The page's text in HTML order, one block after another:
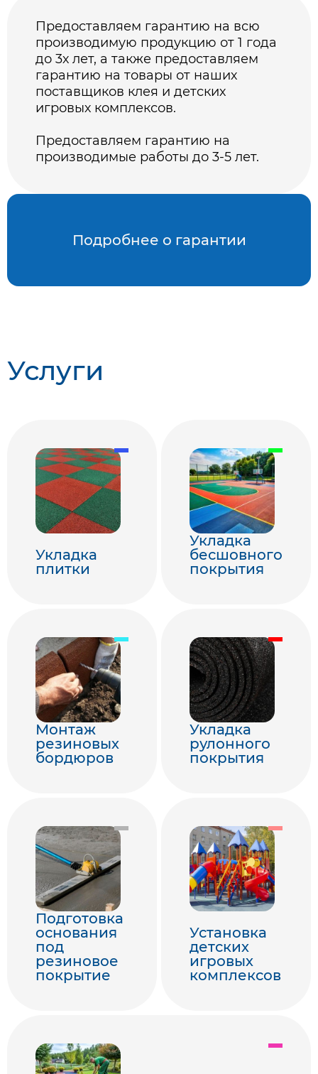
Предоставляем гарантию на всю
производимую продукцию от 1 года
до 3х лет, а также предоставляем
гарантию на товары от наших
поставщиков клея и детских
игровых комплексов.
Предоставляем гарантию на
производимые работы до 3-5 лет.
Подробнее о гарантии
Услуги
Укладка
плитки
Укладка
бесшовного
покрытия
Монтаж
резиновых
бордюров
Укладка
рулонного
покрытия
Подготовка
основания
под
резиновое
покрытие
Установка
детских
игровых
комплексов